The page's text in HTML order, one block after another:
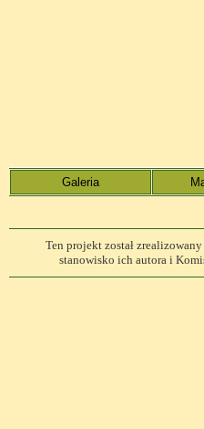
Galeria
Ten projekt został
stanowisko ich autora i